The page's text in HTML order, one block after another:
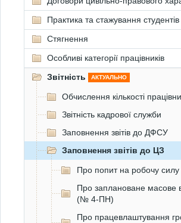
Практика та стажування студентів
Стягнення
Особливі категорії працівників
Звітність
АКТУАЛЬНО
Обчислення кількості
Звітність кадрової служби
Заповнення звітів до ДФСУ
Заповнення звітів до ЦЗ
Про попит на робочу
Про заплановане масове
(№ 4-ПН)
Про працевлаштування